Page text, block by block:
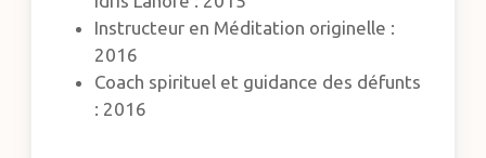
Instructeur en Méditation originelle :
2016
Coach spirituel et guidance des défunts
: 2016